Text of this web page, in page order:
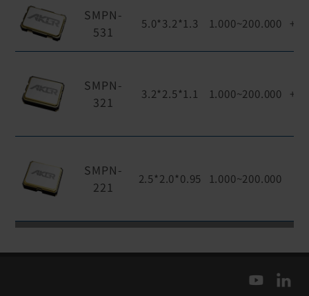
SMPN-
531
5.0*3.2*1.3 1.000~200.000
SMPN-
321
3.2*2.5*1.1 1.000~200.000
SMPN-
221
2.5*2.0*0.95 1.000~200.000